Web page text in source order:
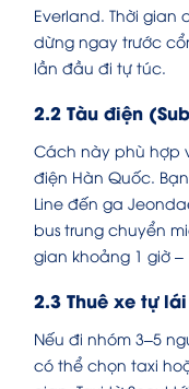
Everland. Thời gian
dừng ngay trước
lần đầu đi tự túc.
2.2 Tàu điện
Cách này phù hợp
điện Hàn Quốc.
Line đến ga
bus trung chuyển
gian khoảng 1 giờ –
2.3 Thuê xe tự
Nếu đi nhóm 3–5
có thể chọn taxi